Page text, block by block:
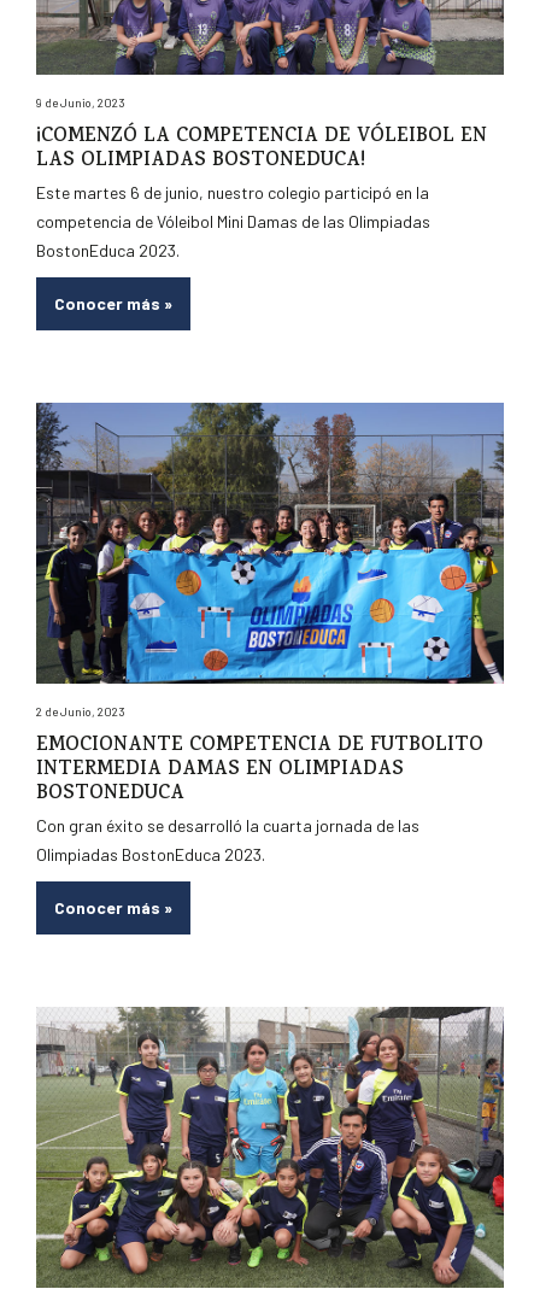
9 de Junio, 2023
¡COMENZÓ LA COMPETENCIA DE VÓLEIBOL EN
LAS OLIMPIADAS BOSTONEDUCA!
Este martes 6 de junio, nuestro colegio participó en la
competencia de Vóleibol Mini Damas de las Olimpiadas
BostonEduca 2023.
Conocer más »
2 de Junio, 2023
EMOCIONANTE COMPETENCIA DE FUTBOLITO
INTERMEDIA DAMAS EN OLIMPIADAS
BOSTONEDUCA
Con gran éxito se desarrolló la cuarta jornada de las
Olimpiadas BostonEduca 2023.
Conocer más »